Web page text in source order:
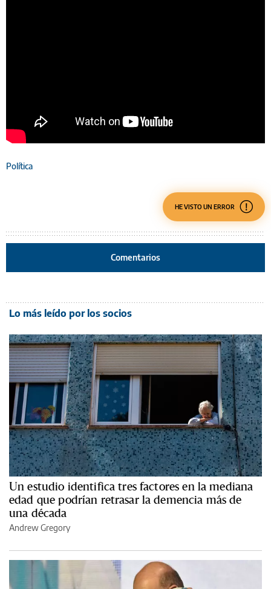
Política
HE VISTO UN ERROR
Comentarios
Lo más leído por los socios
Un estudio identifica tres factores en la mediana
edad que podrían retrasar la demencia más de
una década
Andrew Gregory